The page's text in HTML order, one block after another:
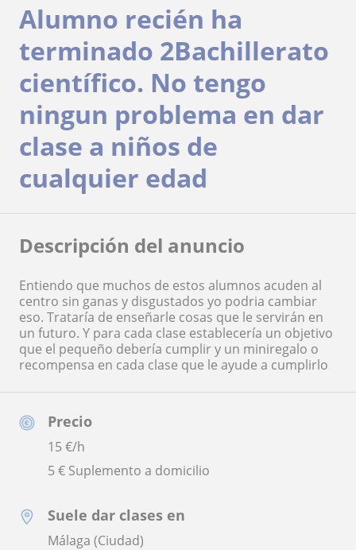
Precio
15€/h
5 € Suplemento a domicilio
Suele dar clases en
Málaga (Ciudad)
Alumno recién ha
terminado 2Bachillerato
científico. No tengo
ningun problema en dar
clase a niños de
cualquier edad
Descripción del anuncio
Entiendo que muchos de estos alumnos acuden al
centro sin ganas y disgustados yo podria cambiar
eso. Trataría de enseñarle cosas que le servirán en
un futuro. Y para cada clase establecería un objetivo
que el pequeño debería cumplir y un miniregalo o
recompensa en cada clase que le ayude a cumplirlo